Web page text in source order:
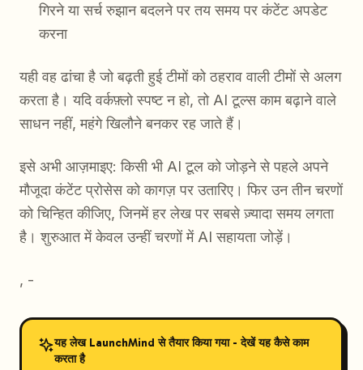
गिरने या सर्च रुझान बदलने पर तय समय पर कंटेंट अपडेट
करना
यही वह ढांचा है जो बढ़ती हुई टीमों को ठहराव वाली टीमों से अलग
करता है। यदि वर्कफ़्लो स्पष्ट न हो, तो AI टूल्स काम बढ़ाने वाले
साधन नहीं, महंगे खिलौने बनकर रह जाते हैं।
इसे अभी आज़माइए: किसी भी AI टूल को जोड़ने से पहले अपने
मौजूदा कंटेंट प्रोसेस को कागज़ पर उतारिए। फिर उन तीन चरणों
को चिन्हित कीजिए, जिनमें हर लेख पर सबसे ज़्यादा समय लगता
है। शुरुआत में केवल उन्हीं चरणों में AI सहायता जोड़ें।
, -
यह लेख LaunchMind से तैयार किया गया - देखें यह कैसे काम
करता है